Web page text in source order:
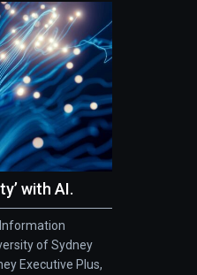
with AI.
of Sydney
Executive Plus,